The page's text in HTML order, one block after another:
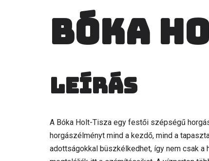
Bóka
Leírás
A Bóka Holt-Tisza egy festői szépségű
horgászélményt mind a kezdő, mind a
adottságokkal büszkélkedhet, így nem csak